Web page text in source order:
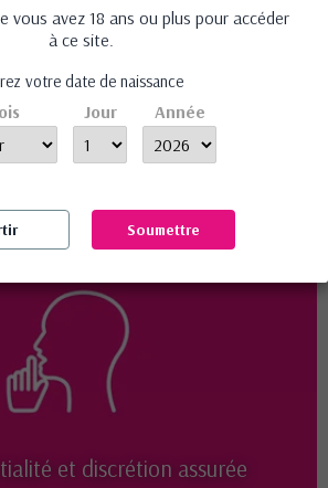
Pinces à tétons
vibrantes - Easytoys...
Avis (0)
et discrétion assurée
vous avez 18 ans ou plus pour accéder
à ce site.
votre date de naissance
Jour Année
Soumettre